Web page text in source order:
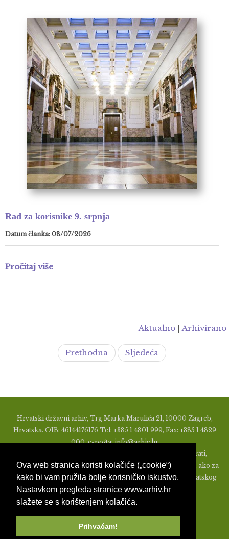
Ova web stranica koristi kolačiće („cookie“)
kako bi vam pružila bolje korisničko iskustvo.
Nastavkom pregleda stranice www.arhiv.hr
slažete se s korištenjem kolačića.
Prihvaćam!
Rad za korisnike 9. srpnja
Datum članka: 08/07/2026
Pročitaj više
Aktualno |Arhivirano
Prethodna Sljedeća
Hrvatski državni arhiv, Trg Marka Marulića 21, 10000 Zagreb,
Hrvatska. OIB: 46144176176 Tel: +385 1 4801 999, Fax: +385 1 4829
000, e-pošta: info@arhiv.hr
Zabranjeno je u bilo kojem obliku objavljivati, distribuirati,
mijenjati ili na ikoji način koristiti materijale s ovih stranica, ako za
to nije prethodno izdato pismeno odobrenje od strane Hrvatskog
državnog arhiva.